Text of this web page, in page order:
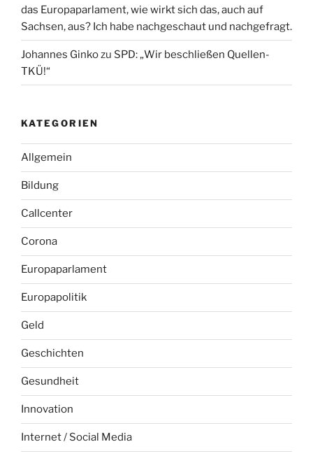
das Europaparlament, wie wirkt sich das, auch auf
Sachsen, aus? Ich habe nachgeschaut und nachgefragt.
Johannes Ginkozu SPD: „Wir beschließen Quellen-
TKÜ!“
KATEGORIEN
Allgemein
Bildung
Callcenter
Corona
Europaparlament
Europapolitik
Geld
Geschichten
Gesundheit
Innovation
Internet / Social Media